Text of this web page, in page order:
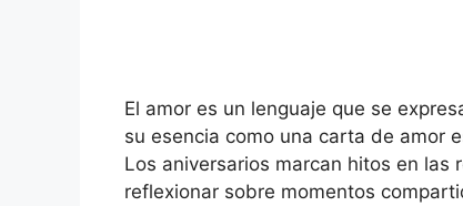
El amor es un lenguaje que se
su esencia como una carta de amor
Los aniversarios marcan hitos en
reflexionar sobre momentos